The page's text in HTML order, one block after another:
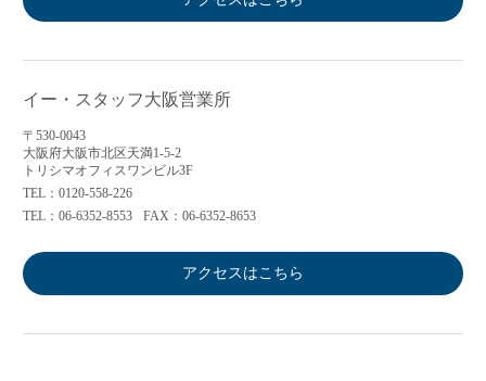
イー・スタッフ大阪営業所
〒530-0043
大阪府大阪市北区天満1-5-2
トリシマオフィスワンビル3F
TEL：0120-558-226
TEL：06-6352-8553
FAX：06-6352-8653
アクセスはこちら